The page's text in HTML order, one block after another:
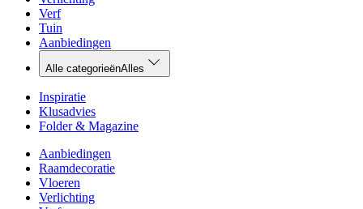
Verf
Tuin
Aanbiedingen
Alle categorieënAlles
Inspiratie
Klusadvies
Folder & Magazine
Aanbiedingen
Raamdecoratie
Vloeren
Verlichting